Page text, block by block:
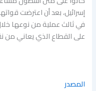
إسرائيل، بعد أن اعترضت
في ثالث عملية من نوعها
على القطاع الذي يعاني من
المصدر